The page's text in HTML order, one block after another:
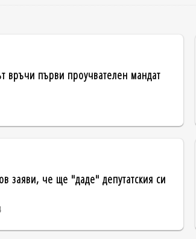
връчи първи проучвателен мандат
заяви, че ще "даде" депутатския си